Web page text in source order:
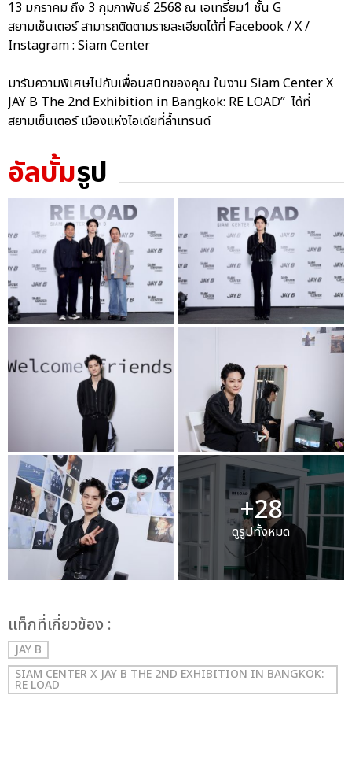
13 มกราคม ถึง 3 กุมภาพันธ์ 2568 ณ เอเทรี่ยม1 ชั้น G
สยามเซ็นเตอร์ สามารถติดตามรายละเอียดได้ที่ Facebook / X /
Instagram : Siam Center
มารับความพิเศษไปกับเพื่อนสนิทของคุณ ในงาน Siam Center X
JAY B The 2nd Exhibition in Bangkok: RE LOAD” ได้ที่
สยามเซ็นเตอร์ เมืองแห่งไอเดียที่ล้ำเทรนด์
อัลบั้มรูป
+28
ดูรูปทั้งหมด
เเท็กที่เกี่ยวข้อง :
JAY B
SIAM CENTER X JAY B THE 2ND EXHIBITION IN BANGKOK:
RE LOAD